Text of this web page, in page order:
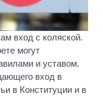
вход с коляской.
могут
и уставом.
вход в
в Конституции и в